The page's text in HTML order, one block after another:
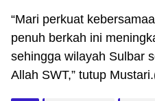
“Mari perkuat
penuh berkah ini
sehingga wilayah Sulbar
Allah SWT,” tutup